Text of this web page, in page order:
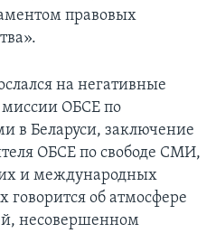
правовых
на негативные
ОБСЕ по
в Беларуси, заключение
ОБСЕ по свободе СМИ,
и международных
говорится об атмосфере
несовершенном